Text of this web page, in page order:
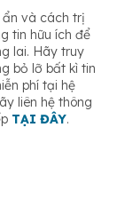
ẩn và cách trị
tin hữu ích để
lai. Hãy truy
bỏ lỡ bất kì tin
phí tại hệ
liên hệ thông
TẠI ĐÂY.